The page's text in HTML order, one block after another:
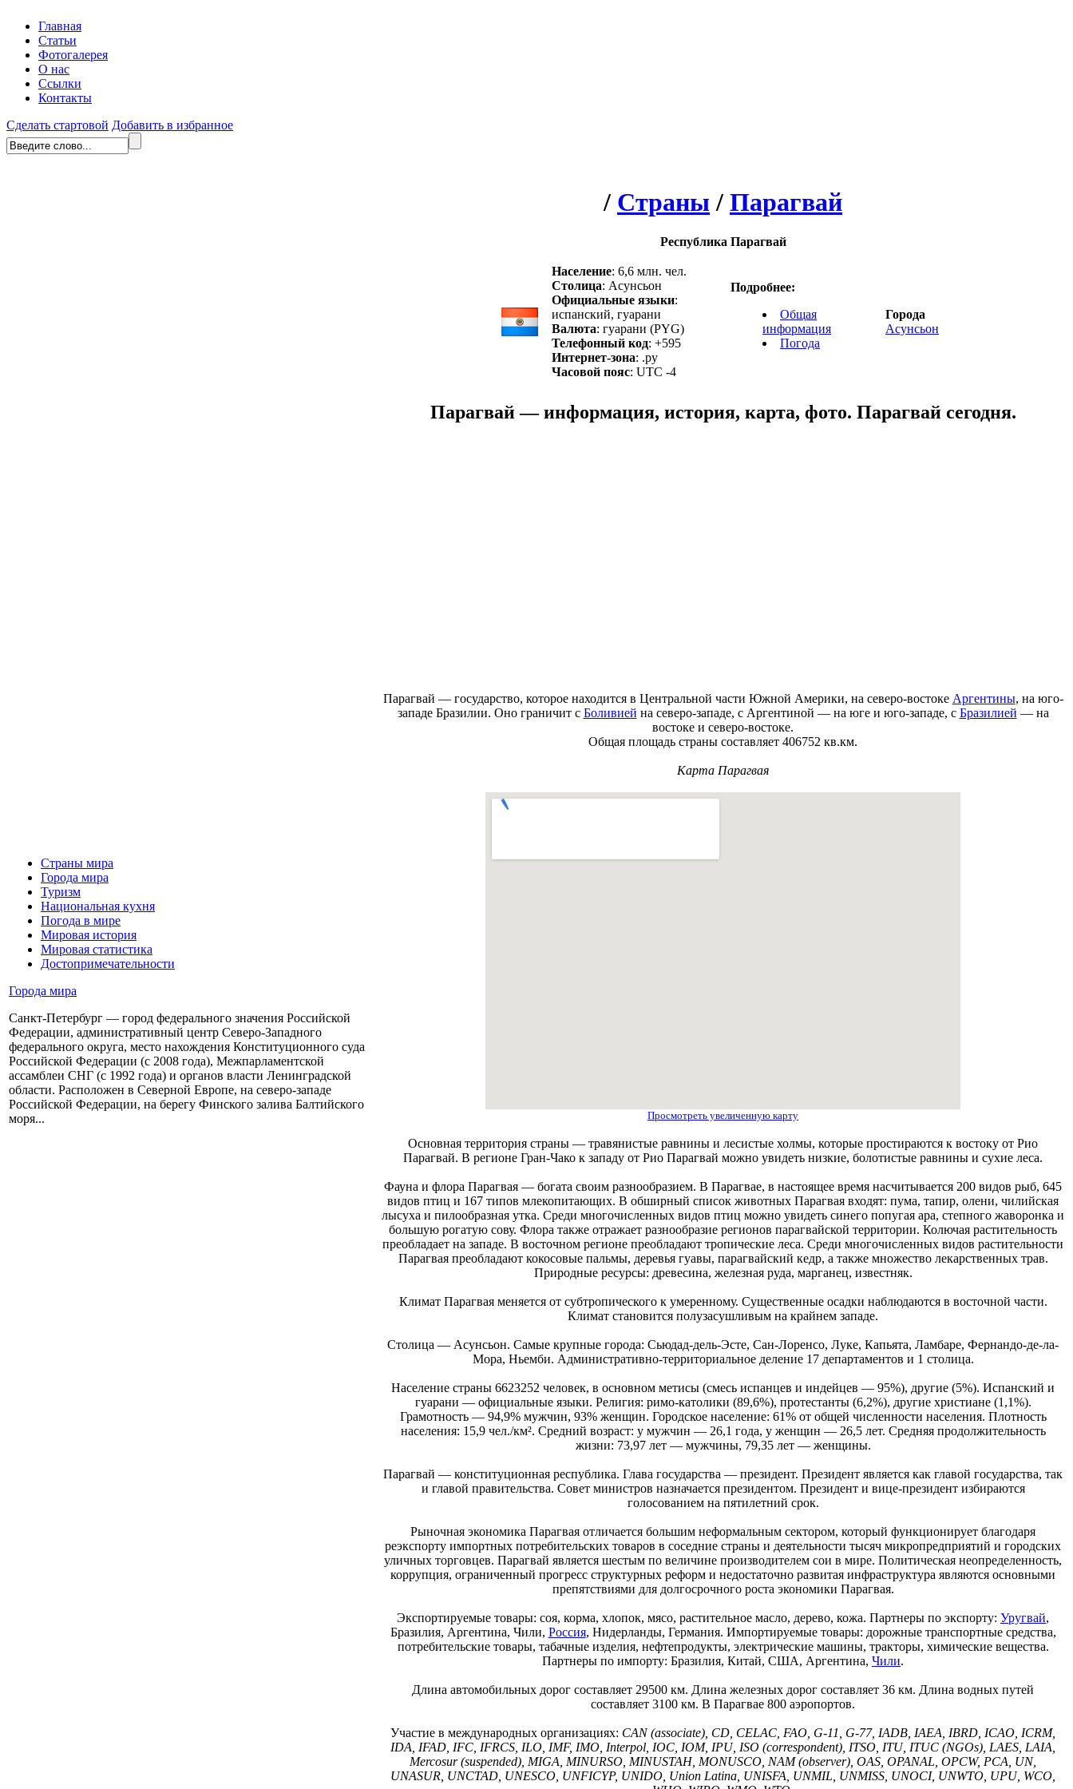
Главная
Статьи
Фотогалерея
О нас
Ссылки
Контакты
Сделать стартовой Добавить в избранное
Страны мира
Города мира
Туризм
Национальная кухня
Погода в мире
Мировая история
Мировая статистика
Достопримечательности
Города мира
Санкт-Петербург — город федерального значения Российской
Федерации, административный центр Северо-Западного
федерального округа, место нахождения Конституционного суда
Российской Федерации (с 2008 года), Межпарламентской
ассамблеи СНГ (с 1992 года) и органов власти Ленинградской
области. Расположен в Северной Европе, на северо-западе
Российской Федерации, на берегу Финского залива Балтийского
моря...
/ Страны/ Парагвай
Республика Парагвай
Население: 6,6 млн. чел.
Столица: Асунсьон
Официальные языки:
испанский, гуарани
Валюта: гуарани (PYG)
Телефонный код: +595
Интернет-зона: .py
Часовой пояс: UTC -4
Подробнее:
Общая
информация
Погода
Города
Асунсьон
Парагвай — информация, история, карта, фото. Парагвай сегодня.
Парагвай — государство, которое находится в Центральной части Южной Америки, на северо-востоке Аргентины, на юго-
западе Бразилии. Оно граничит с Боливией на северо-западе, с Аргентиной — на юге и юго-западе, с Бразилией — на
востоке и северо-востоке.
Общая площадь страны составляет 406752 кв.км.
Карта Парагвая
Просмотреть увеличенную карту
Основная территория страны — травянистые равнины и лесистые холмы, которые простираются к востоку от Рио
Парагвай. В регионе Гран-Чако к западу от Рио Парагвай можно увидеть низкие, болотистые равнины и сухие леса.
Фауна и флора Парагвая — богата своим разнообразием. В Парагвае, в настоящее время насчитывается 200 видов рыб, 645
видов птиц и 167 типов млекопитающих. В обширный список животных Парагвая входят: пума, тапир, олени, чилийская
лысуха и пилообразная утка. Среди многочисленных видов птиц можно увидеть синего попугая ара, степного жаворонка и
большую рогатую сову. Флора также отражает разнообразие регионов парагвайской территории. Колючая растительность
преобладает на западе. В восточном регионе преобладают тропические леса. Среди многочисленных видов растительности
Парагвая преобладают кокосовые пальмы, деревья гуавы, парагвайский кедр, а также множество лекарственных трав.
Природные ресурсы: древесина, железная руда, марганец, известняк.
Климат Парагвая меняется от субтропического к умеренному. Существенные осадки наблюдаются в восточной части.
Климат становится полузасушливым на крайнем западе.
Столица — Асунсьон. Самые крупные города: Сьюдад-дель-Эсте, Сан-Лоренсо, Луке, Капьята, Ламбаре, Фернандо-де-ла-
Мора, Ньемби. Административно-территориальное деление 17 департаментов и 1 столица.
Население страны 6623252 человек, в основном метисы (смесь испанцев и индейцев — 95%), другие (5%). Испанский и
гуарани — официальные языки. Религия: римо-католики (89,6%), протестанты (6,2%), другие христиане (1,1%).
Грамотность — 94,9% мужчин, 93% женщин. Городское население: 61% от общей численности населения. Плотность
населения: 15,9 чел./км². Средний возраст: у мужчин — 26,1 года, у женщин — 26,5 лет. Средняя продолжительность
жизни: 73,97 лет — мужчины, 79,35 лет — женщины.
Парагвай — конституционная республика. Глава государства — президент. Президент является как главой государства, так
и главой правительства. Совет министров назначается президентом. Президент и вице-президент избираются
голосованием на пятилетний срок.
Рыночная экономика Парагвая отличается большим неформальным сектором, который функционирует благодаря
реэкспорту импортных потребительских товаров в соседние страны и деятельности тысяч микропредприятий и городских
уличных торговцев. Парагвай является шестым по величине производителем сои в мире. Политическая неопределенность,
коррупция, ограниченный прогресс структурных реформ и недостаточно развитая инфраструктура являются основными
препятствиями для долгосрочного роста экономики Парагвая.
Экспортируемые товары: соя, корма, хлопок, мясо, растительное масло, дерево, кожа. Партнеры по экспорту: Уругвай,
Бразилия, Аргентина, Чили, Россия, Нидерланды, Германия. Импортируемые товары: дорожные транспортные средства,
потребительские товары, табачные изделия, нефтепродукты, электрические машины, тракторы, химические вещества.
Партнеры по импорту: Бразилия, Китай, США, Аргентина, Чили.
Длина автомобильных дорог составляет 29500 км. Длина железных дорог составляет 36 км. Длина водных путей
составляет 3100 км. В Парагвае 800 аэропортов.
Участие в международных организациях: CAN (associate), CD, CELAC, FAO, G-11, G-77, IADB, IAEA, IBRD, ICAO, ICRM,
IDA, IFAD, IFC, IFRCS, ILO, IMF, IMO, Interpol, IOC, IOM, IPU, ISO (correspondent), ITSO, ITU, ITUC (NGOs), LAES, LAIA,
Mercosur (suspended), MIGA, MINURSO, MINUSTAH, MONUSCO, NAM (observer), OAS, OPANAL, OPCW, PCA, UN,
UNASUR, UNCTAD, UNESCO, UNFICYP, UNIDO, Union Latina, UNISFA, UNMIL, UNMISS, UNOCI, UNWTO, UPU, WCO,